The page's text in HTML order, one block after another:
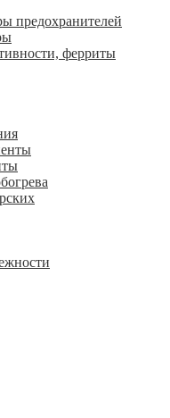
предохранителей
ферриты